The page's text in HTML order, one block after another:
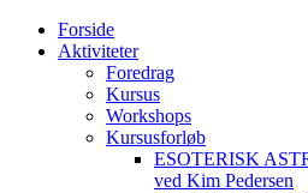
Forside
Aktiviteter
Foredrag
Kursus
Workshops
Kursusforløb
ESOTERISK
ved Kim Pedersen